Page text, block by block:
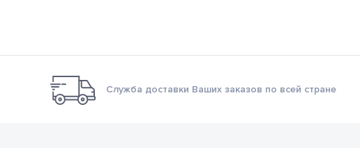
Служба доставки Ваших заказов по всей стране